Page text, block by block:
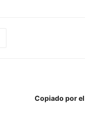
Copiado por